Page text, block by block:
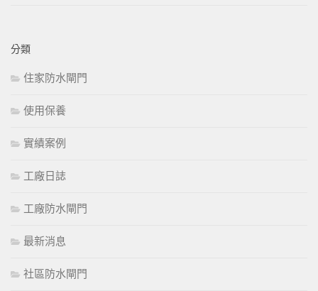
分類
住家防水閘門
使用保養
實績案例
工廠日誌
工廠防水閘門
最新消息
社區防水閘門